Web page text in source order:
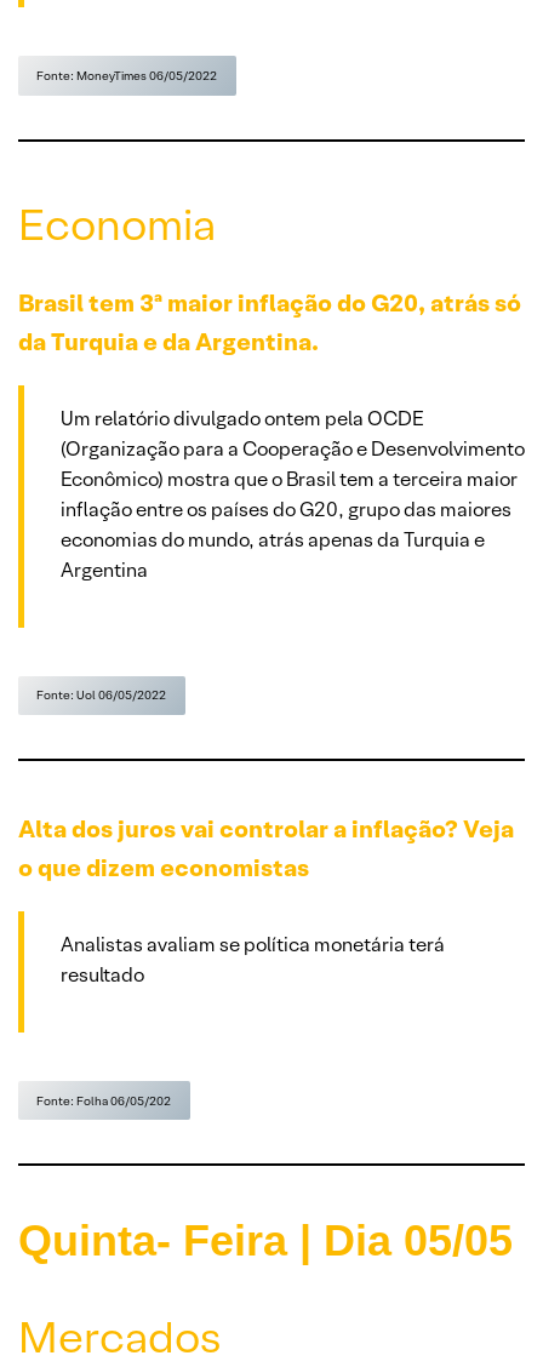
Fonte: MoneyTimes 06/05/2022
Economia
Brasil tem 3ª maior inflação do G20, atrás só
da Turquia e da Argentina.
Um relatório divulgado ontem pela OCDE
(Organização para a Cooperação e Desenvolvimento
Econômico) mostra que o Brasil tem a terceira maior
inflação entre os países do G20, grupo das maiores
economias do mundo, atrás apenas da Turquia e
Argentina
Fonte: Uol 06/05/2022
Alta dos juros vai controlar a inflação? Veja
o que dizem economistas
Analistas avaliam se política monetária terá
resultado
Fonte: Folha 06/05/202
Quinta- Feira | Dia 05/05
Mercados